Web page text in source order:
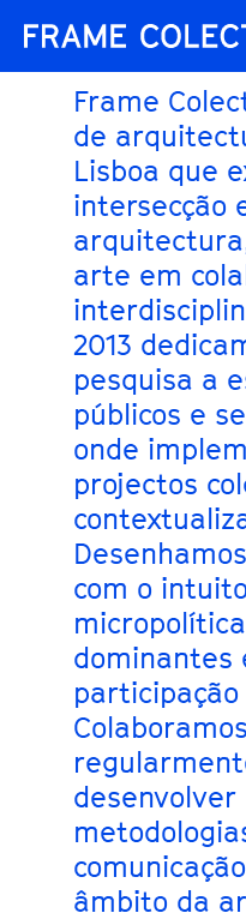
Frame
de
Lisboa que
intersecção
arte em
2013
pesquisa a
públicos e
onde
projectos
com o
dominantes
participação
desenvolver
âmbito da